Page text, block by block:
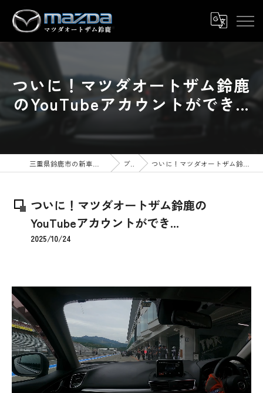
ついに！マツダオートザム鈴鹿
のYouTubeアカウントができ...
ブログ ついに！マツダオートザム鈴鹿のYouTubeアカウントができ...
ついに！マツダオートザム鈴鹿の
YouTubeアカウントができ...
2025/10/24